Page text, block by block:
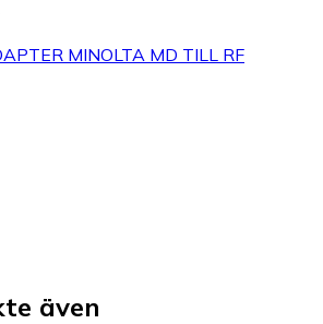
MINOLTA MD TILL RF
även